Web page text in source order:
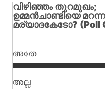
വിഴിഞ്ഞം തുറമുഖം;
ഉമ്മന്‍ചാണ്ടിയെ
മര്യാദകേടോ? (Poll
അതേ
അല്ല